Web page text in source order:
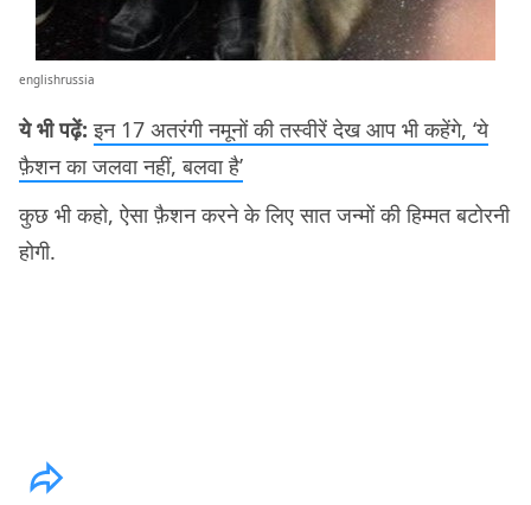
englishrussia
ये भी पढ़ें: इन 17 अतरंगी नमूनों की तस्वीरें देख आप भी कहेंगे, ‘ये
फ़ैशन का जलवा नहीं, बलवा है’
कुछ भी कहो, ऐसा फ़ैशन करने के लिए सात जन्मों की हिम्मत बटोरनी
होगी.